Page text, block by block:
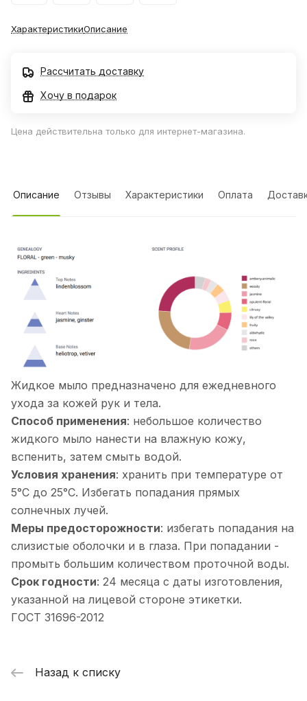
ХарактеристикиОписание
Рассчитать доставку
Хочу в подарок
Цена действительна только для интернет-магазина.
Описание Отзывы Характеристики Оплата
Жидкое мыло предназначено для ежедневного
ухода за кожей рук и тела.
Способ применения: небольшое количество
жидкого мыло нанести на влажную кожу,
вспенить, затем смыть водой.
Условия хранения: хранить при температуре от
5°С до 25°С. Избегать попадания прямых
солнечных лучей.
Меры предосторожности: избегать попадания на
слизистые оболочки и в глаза. При попадании -
промыть большим количеством проточной воды.
Срок годности: 24 месяца с даты изготовления,
указанной на лицевой стороне этикетки.
ГОСТ 31696-2012
Назад к списку